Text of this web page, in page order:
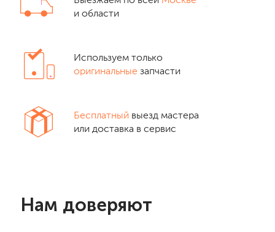
и области
Используем только
оригинальные запчасти
Бесплатный выезд мастера
или доставка в сервис
Нам доверяют